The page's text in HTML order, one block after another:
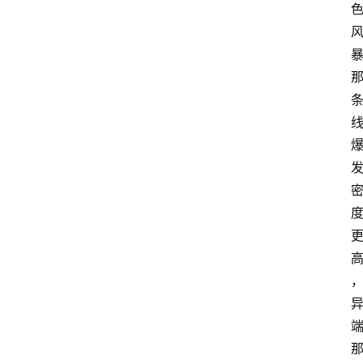
色
风
暴
那
条
线
爆
发
密
度
更
高
，
异
端
那